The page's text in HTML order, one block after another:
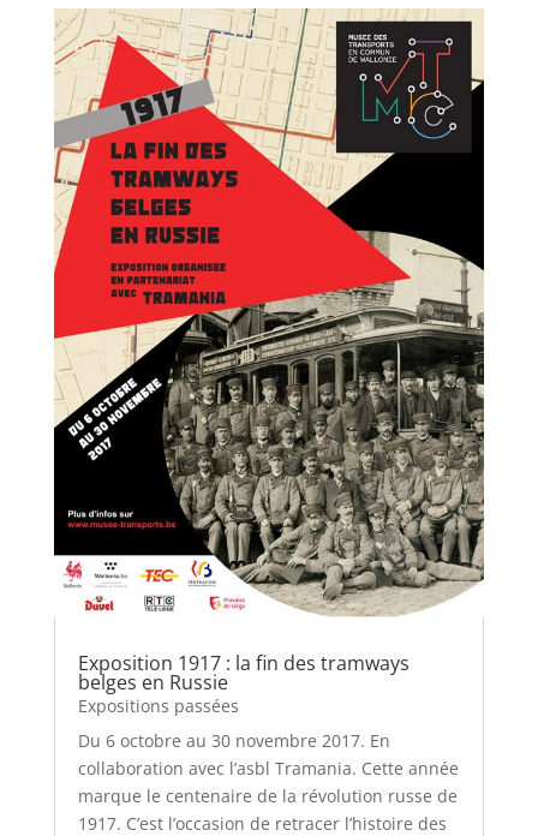
Exposition 1917 : la fin des tramways
belges en Russie
Expositions passées
Du 6 octobre au 30 novembre 2017. En
collaboration avec l’asbl Tramania. Cette année
marque le centenaire de la révolution russe de
1917. C’est l’occasion de retracer l’histoire des